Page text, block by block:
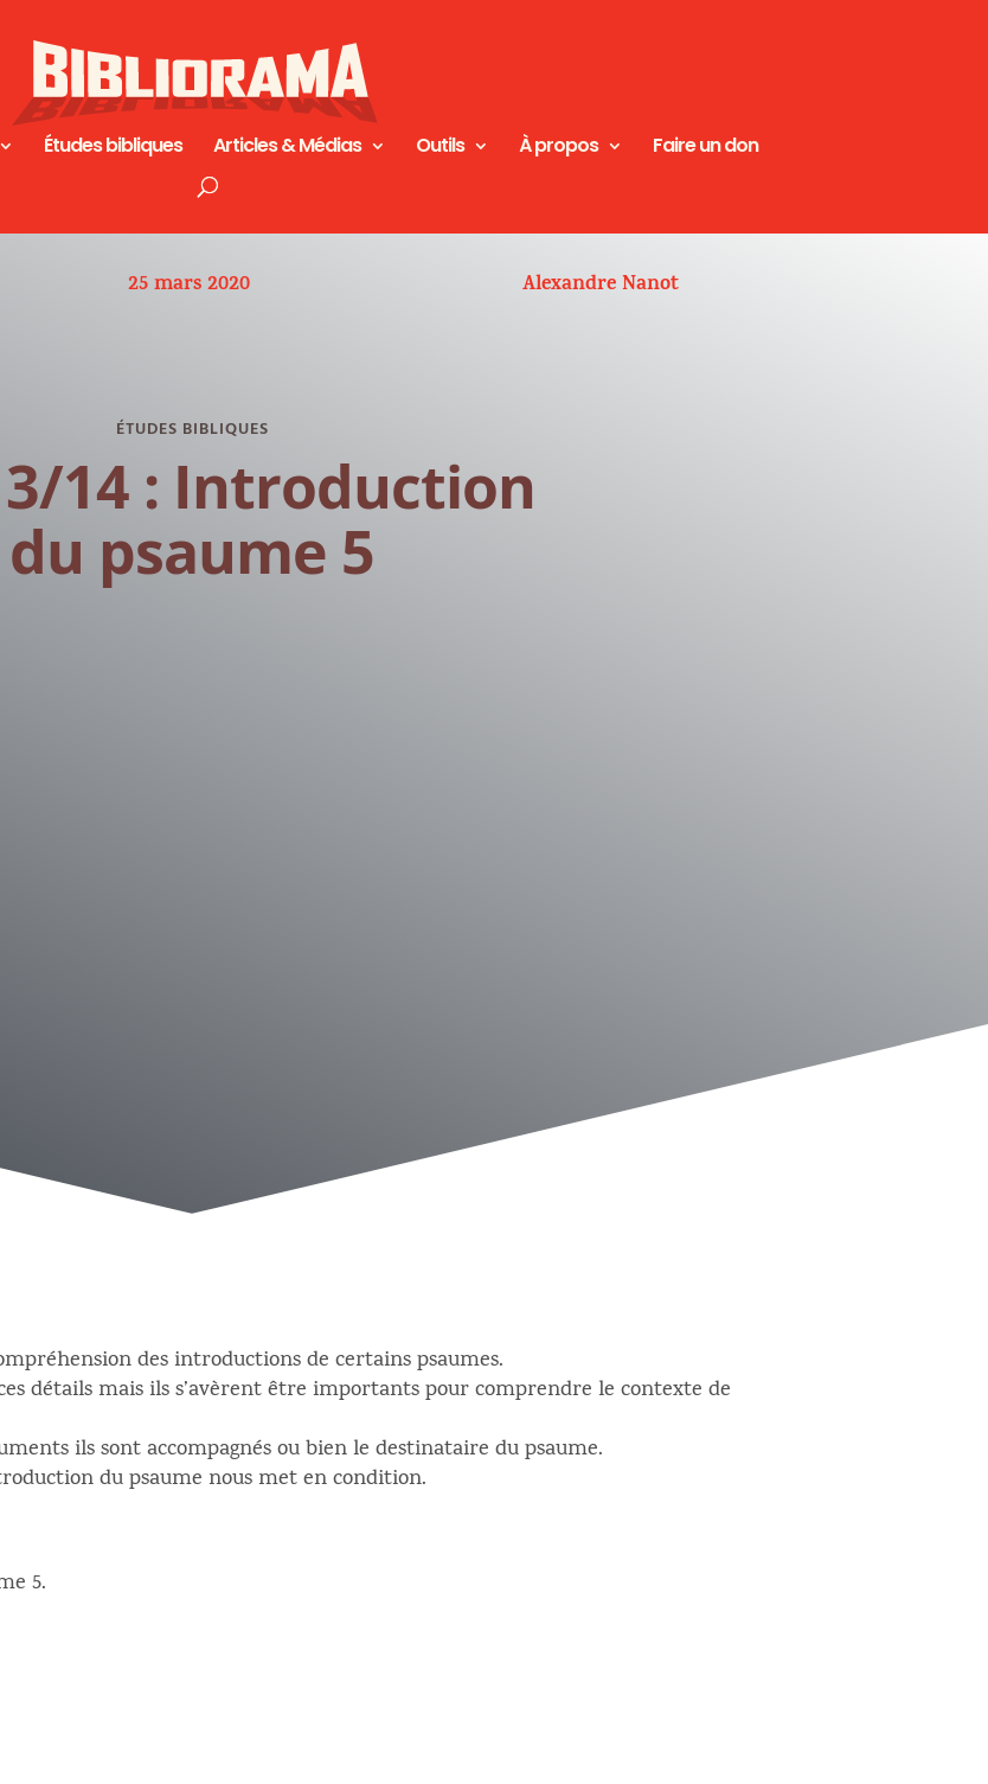
Études bibliques Articles & Médias Outils À propos Faire un don
25 mars 2020 Alexandre Nanot
ÉTUDES BIBLIQUES
14 : Introduction
du psaume 5
des introductions de certains psaumes.
détails mais ils s’avèrent être importants pour comprendre le contexte de
ils sont accompagnés ou bien le destinataire du psaume.
du psaume nous met en condition.
5.